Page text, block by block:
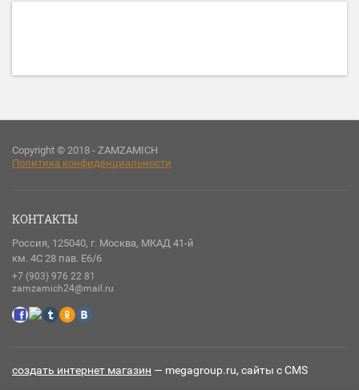
Copyright © 2018 - ZAMZAMICH
Политика конфиденциальности
КОНТАКТЫ
Россия, 125040, г. Москва, МКАД 41-й
км. 4С 28 пав. Е6/6
+7 (903) 976 22 81
zamzamich24@mail.ru
создать интернет магазин — megagroup.ru, сайты с CMS